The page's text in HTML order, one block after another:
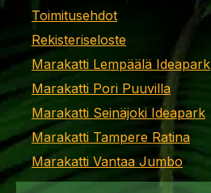
Toimitusehdot
Rekisteriseloste
Marakatti Lempäälä Ideapark
Marakatti Pori Puuvilla
Marakatti Seinäjoki Ideapark
Marakatti Tampere Ratina
Marakatti Vantaa Jumbo